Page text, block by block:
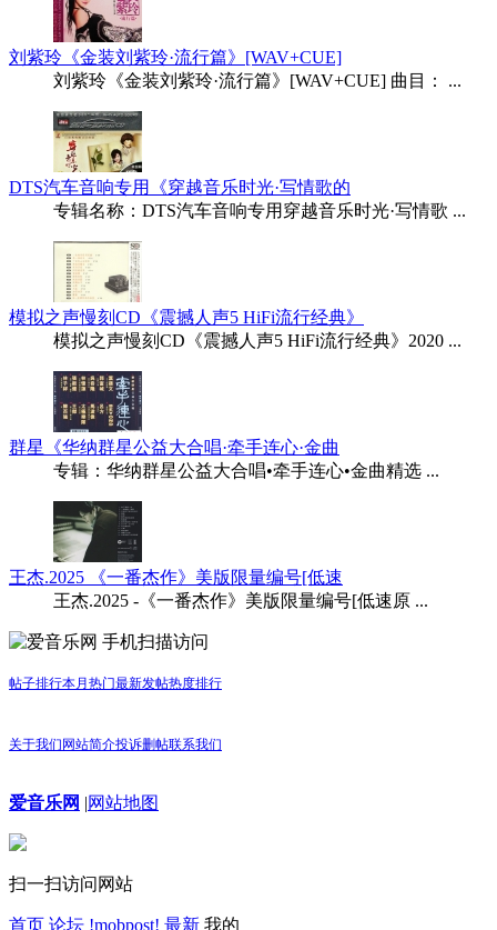
刘紫玲《金装刘紫玲·流行篇》[WAV+CUE]
刘紫玲《金装刘紫玲·流行篇》[WAV+CUE] 曲目： ...
DTS汽车音响专用《穿越音乐时光·写情歌的
专辑名称：DTS汽车音响专用穿越音乐时光·写情歌 ...
模拟之声慢刻CD《震撼人声5 HiFi流行经典》
模拟之声慢刻CD《震撼人声5 HiFi流行经典》2020 ...
群星《华纳群星公益大合唱·牵手连心·金曲
专辑：华纳群星公益大合唱•牵手连心•金曲精选 ...
王杰.2025 《一番杰作》美版限量编号[低速
王杰.2025 -《一番杰作》美版限量编号[低速原 ...
手机扫描访问
帖子排行本月热门最新发帖热度排行
关于我们 网站简介投诉删帖联系我们
爱音乐网 |网站地图
扫一扫访问网站
首页 论坛 !mobpost! 最新 我的